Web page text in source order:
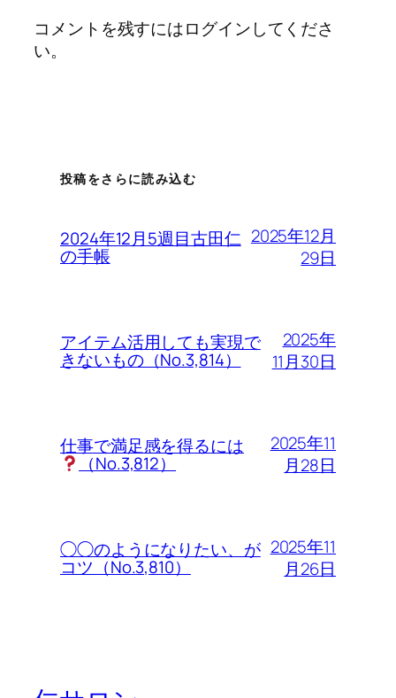
コメントを残すにはログインしてくださ
い。
投稿をさらに読み込む
2024年12月5週目古田仁
の手帳
2025年12月
29日
アイテム活用しても実現で
きないもの（No.3,814）
2025年
11月30日
仕事で満足感を得るには
（No.3,812）
2025年11
月28日
◯◯のようになりたい、が
コツ（No.3,810）
2025年11
月26日